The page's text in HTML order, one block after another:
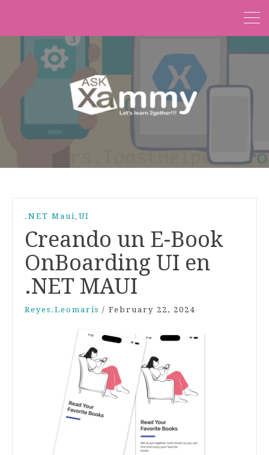
.NET Maui UI
Creando un E-Book
OnBoarding UI en
.NET MAUI
Reyes.leomaris / February 22, 2024